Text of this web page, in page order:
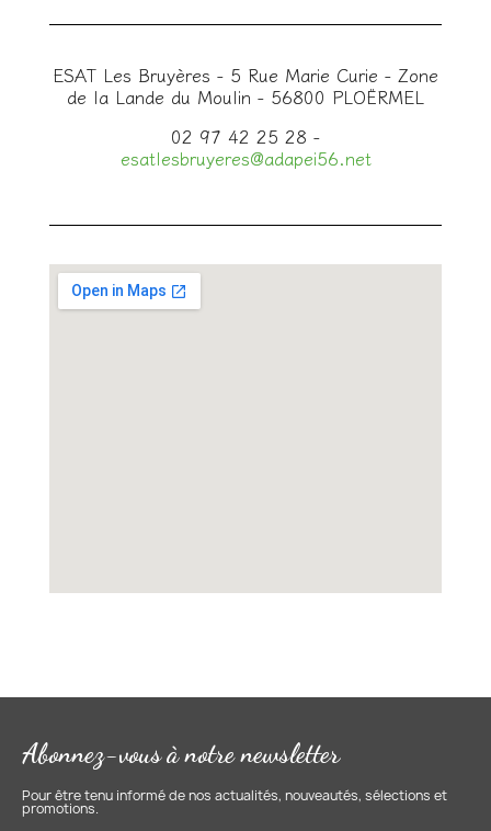
ESAT Les Bruyères - 5 Rue Marie Curie - Zone
de la Lande du Moulin - 56800 PLOËRMEL
02 97 42 25 28 -
esatlesbruyeres@adapei56.net
Abonnez-vous à notre newsletter
Pour être tenu informé de nos actualités, nouveautés, sélections et
promotions.